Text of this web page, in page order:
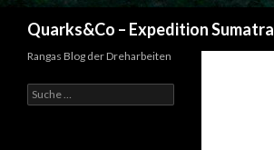
Quarks&Co – Expedition Sumatra
Rangas Blog der Dreharbeiten
Suche nach: